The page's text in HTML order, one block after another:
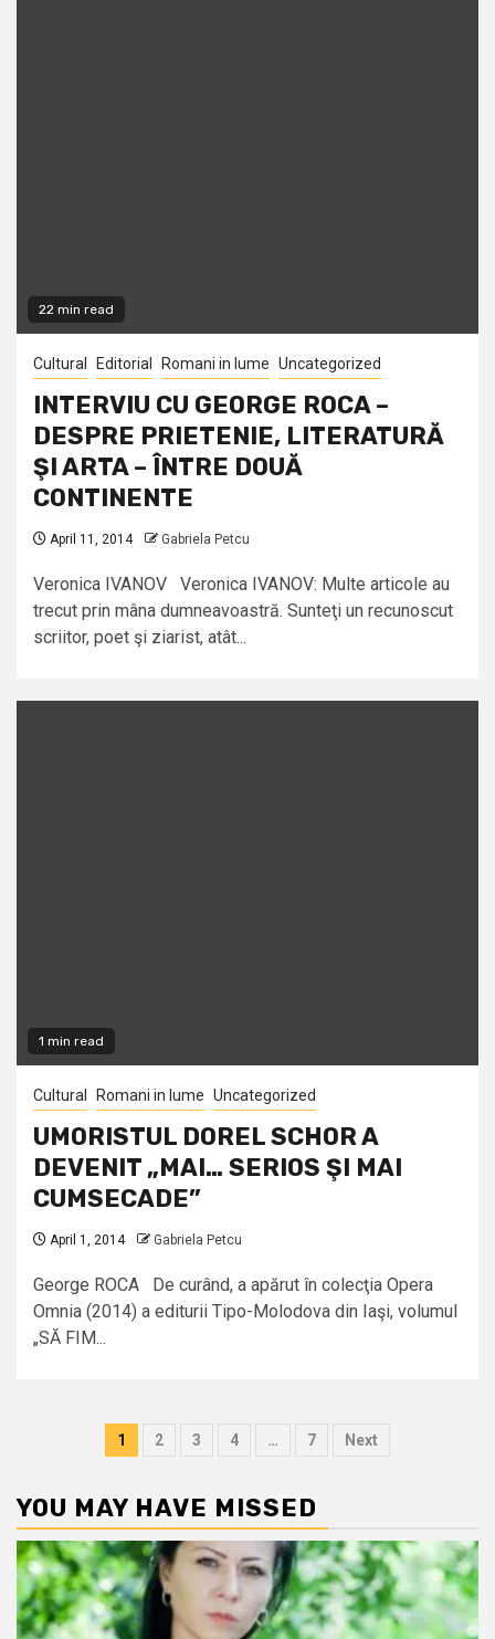
22 min read
Cultural Editorial Romani in lume Uncategorized
INTERVIU CU GEORGE ROCA –
DESPRE PRIETENIE, LITERATURĂ
ŞI ARTA – ÎNTRE DOUĂ
CONTINENTE
April 11, 2014 Gabriela Petcu
Veronica IVANOV Veronica IVANOV: Multe articole au
trecut prin mâna dumneavoastră. Sunteţi un recunoscut
scriitor, poet şi ziarist, atât...
1 min read
Cultural Romani in lume Uncategorized
UMORISTUL DOREL SCHOR A
DEVENIT „MAI… SERIOS ŞI MAI
CUMSECADE”
April 1, 2014 Gabriela Petcu
George ROCA De curând, a apărut în colecţia Opera
Omnia (2014) a editurii Tipo-Molodova din Iaşi, volumul
„SĂ FIM...
Posts
1 2 3 4 … 7 Next
YOU MAY HAVE MISSED